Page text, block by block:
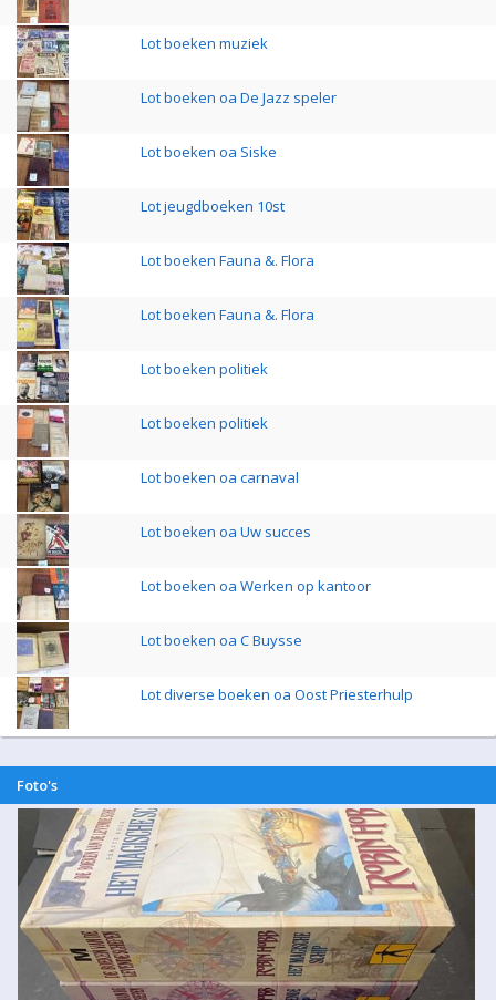
Lot boeken muziek
Lot boeken oa De Jazz speler
Lot boeken oa Siske
Lot jeugdboeken 10st
Lot boeken Fauna &. Flora
Lot boeken Fauna &. Flora
Lot boeken politiek
Lot boeken politiek
Lot boeken oa carnaval
Lot boeken oa Uw succes
Lot boeken oa Werken op kantoor
Lot boeken oa C Buysse
Lot diverse boeken oa Oost Priesterhulp
Foto's